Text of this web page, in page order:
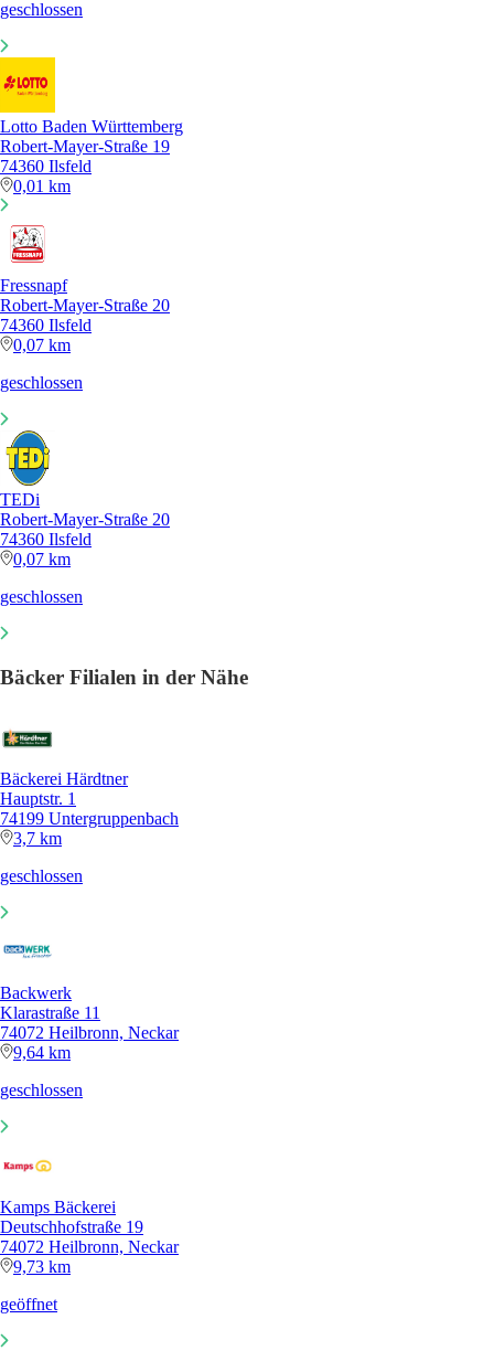
geschlossen
Lotto Baden Württemberg
Robert-Mayer-Straße 19
74360 Ilsfeld
0,01 km
Fressnapf
Robert-Mayer-Straße 20
74360 Ilsfeld
0,07 km
geschlossen
TEDi
Robert-Mayer-Straße 20
74360 Ilsfeld
0,07 km
geschlossen
Bäcker Filialen in der Nähe
Bäckerei Härdtner
Hauptstr. 1
74199 Untergruppenbach
3,7 km
geschlossen
Backwerk
Klarastraße 11
74072 Heilbronn, Neckar
9,64 km
geschlossen
Kamps Bäckerei
Deutschhofstraße 19
74072 Heilbronn, Neckar
9,73 km
geöffnet